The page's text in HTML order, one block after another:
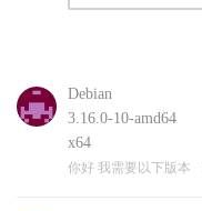
Debian
3.16.0-10-amd64
x64
你好 我需要以下版本